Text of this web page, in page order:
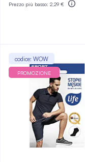
Prezzo più basso: 2,29 €
codice: WOW
PROMOZIONE